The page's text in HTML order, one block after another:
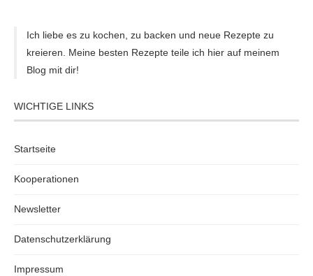
Ich liebe es zu kochen, zu backen und neue Rezepte zu
kreieren. Meine besten Rezepte teile ich hier auf meinem
Blog mit dir!
WICHTIGE LINKS
Startseite
Kooperationen
Newsletter
Datenschutzerklärung
Impressum